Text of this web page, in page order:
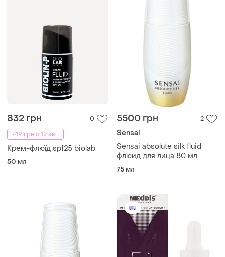
832 грн
0
749 грн с 12 авг.
Крем-флюїд spf25 biolab
50 мл
5500 грн 2
Sensai
Sensai absolute silk fluid
флюид для лица 80 мл
75 мл